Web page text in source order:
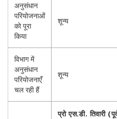
अनुसंधान
परियोजनाओं
को पूरा
किया
शून्य
विभाग में
अनुसंधान
परियोजनाएँ
चल रही हैं
शून्य
प्रो एस.डी. तिवारी